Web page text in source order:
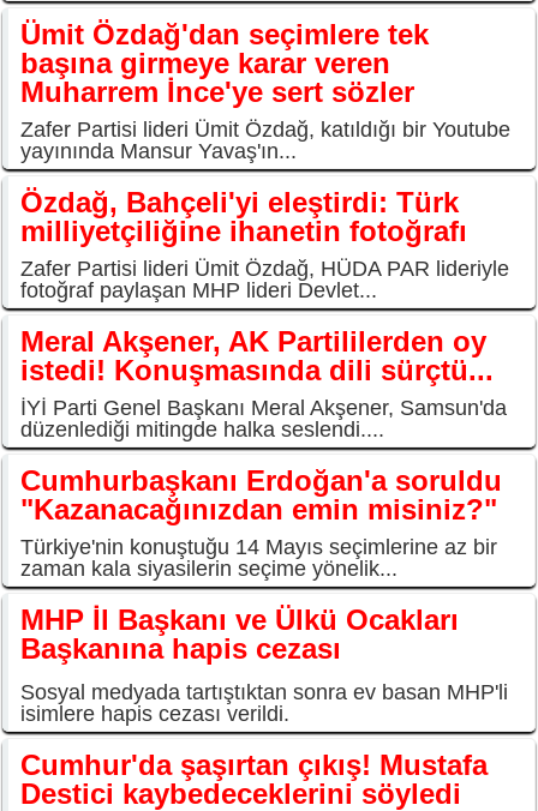
Ümit Özdağ'dan seçimlere tek
başına girmeye karar veren
Muharrem İnce'ye sert sözler
Zafer Partisi lideri Ümit Özdağ, katıldığı bir Youtube
yayınında Mansur Yavaş'ın...
Özdağ, Bahçeli'yi eleştirdi: Türk
milliyetçiliğine ihanetin fotoğrafı
Zafer Partisi lideri Ümit Özdağ, HÜDA PAR lideriyle
fotoğraf paylaşan MHP lideri Devlet...
Meral Akşener, AK Partililerden oy
istedi! Konuşmasında dili sürçtü...
İYİ Parti Genel Başkanı Meral Akşener, Samsun'da
düzenlediği mitingde halka seslendi....
Cumhurbaşkanı Erdoğan'a soruldu
"Kazanacağınızdan emin misiniz?"
Türkiye'nin konuştuğu 14 Mayıs seçimlerine az bir
zaman kala siyasilerin seçime yönelik...
MHP İl Başkanı ve Ülkü Ocakları
Başkanına hapis cezası
Sosyal medyada tartıştıktan sonra ev basan MHP'li
isimlere hapis cezası verildi.
Cumhur'da şaşırtan çıkış! Mustafa
Destici kaybedeceklerini söyledi